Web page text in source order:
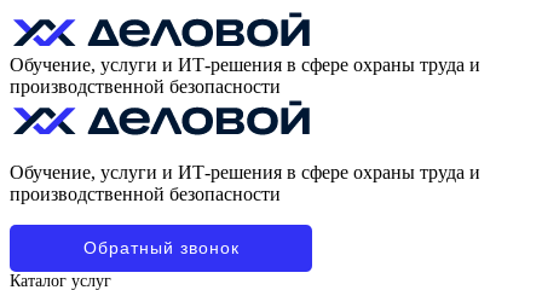
Обучение, услуги и ИТ-решения в сфере охраны труда и
производственной безопасности
Обучение, услуги и ИТ-решения в сфере охраны труда и
производственной безопасности
Обратный звонок
Каталог услуг